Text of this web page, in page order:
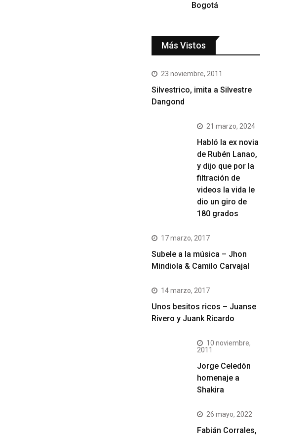
Bogotá
Más Vistos
23 noviembre, 2011
Silvestrico, imita a Silvestre
Dangond
21 marzo, 2024
Habló la ex novia
de Rubén Lanao,
y dijo que por la
filtración de
videos la vida le
dio un giro de
180 grados
17 marzo, 2017
Subele a la música – Jhon
Mindiola & Camilo Carvajal
14 marzo, 2017
Unos besitos ricos – Juanse
Rivero y Juank Ricardo
10 noviembre,
2011
Jorge Celedón
homenaje a
Shakira
26 mayo, 2022
Fabián Corrales,